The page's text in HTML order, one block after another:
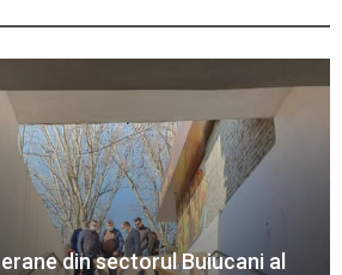
din sectorul Buiucani al